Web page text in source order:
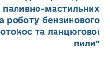
паливно-мастильних
роботу бензинового
та ланцюгової
пили"